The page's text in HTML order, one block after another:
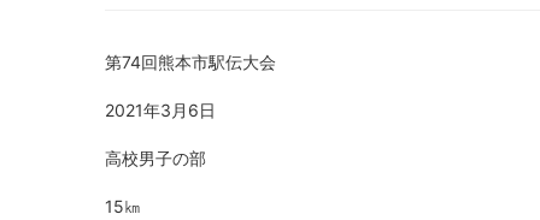
第74回熊本市駅伝大会
2021年3月6日
高校男子の部
15㎞